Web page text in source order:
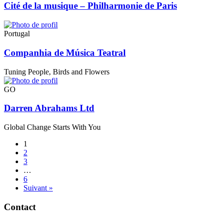
Cité de la musique – Philharmonie de Paris
Portugal
Companhia de Música Teatral
Tuning People, Birds and Flowers
GO
Darren Abrahams Ltd
Global Change Starts With You
1
2
3
…
6
Suivant »
Contact